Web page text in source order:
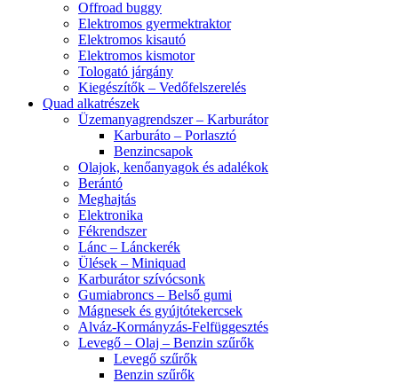
Offroad buggy
Elektromos gyermektraktor
Elektromos kisautó
Elektromos kismotor
Tologató járgány
Kiegészítők – Vedőfelszerelés
Quad alkatrészek
Üzemanyagrendszer – Karburátor
Karburáto – Porlasztó
Benzincsapok
Olajok, kenőanyagok és adalékok
Berántó
Meghajtás
Elektronika
Fékrendszer
Lánc – Lánckerék
Ülések – Miniquad
Karburátor szívócsonk
Gumiabroncs – Belső gumi
Mágnesek és gyújtótekercsek
Alváz-Kormányzás-Felfüggesztés
Levegő – Olaj – Benzin szűrők
Levegő szűrők
Benzin szűrők